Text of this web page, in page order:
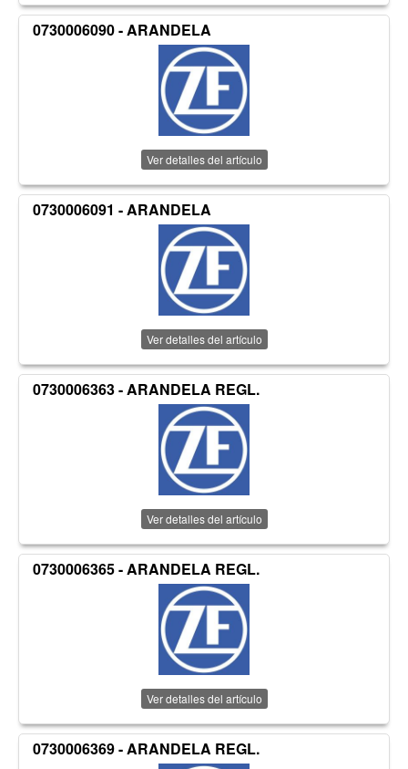
0730006090 - ARANDELA
Ver detalles del artículo
0730006091 - ARANDELA
Ver detalles del artículo
0730006363 - ARANDELA REGL.
Ver detalles del artículo
0730006365 - ARANDELA REGL.
Ver detalles del artículo
0730006369 - ARANDELA REGL.